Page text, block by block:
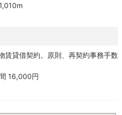
賃貸借契約。原則、再契約事務手数
16,000円